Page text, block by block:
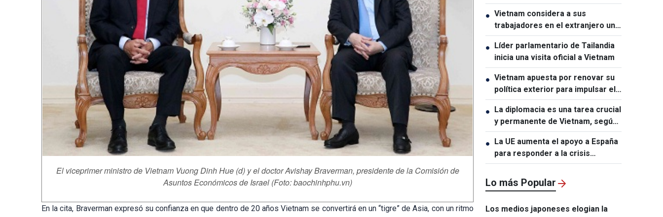
El viceprimer ministro de Vietnam Vuong Dinh Hue (d) y el doctor Avishay Braverman, presidente de la Comisión de
Asuntos Económicos de Israel (Foto: baochinhphu.vn)
En la cita, Braverman expresó su confianza en que dentro de 20 años Vietnam se convertirá en un “tigre” de Asia, con un ritmo
restricciones de Estados Unidos
● Vietnam considera a sus
trabajadores en el extranjero un
motor clave para el desarrollo del
capital humano
● Líder parlamentario de Tailandia
inicia una visita oficial a Vietnam
● Vietnam apuesta por renovar su
política exterior para impulsar el
desarrollo
● La diplomacia es una tarea crucial
y permanente de Vietnam, según
experto chino
● La UE aumenta el apoyo a España
para responder a la crisis
migratoria en Ceuta
Lo más Popular
Los medios japoneses elogian la